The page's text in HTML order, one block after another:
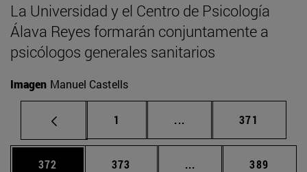
La Universidad y el Centro de Psicología
Álava Reyes formarán conjuntamente a
psicólogos generales sanitarios
Imagen Manuel Castells
Página
1 ... Páginas intermedias
Página
371
Página
372 Página
373 ... Páginas intermedias
Página
389